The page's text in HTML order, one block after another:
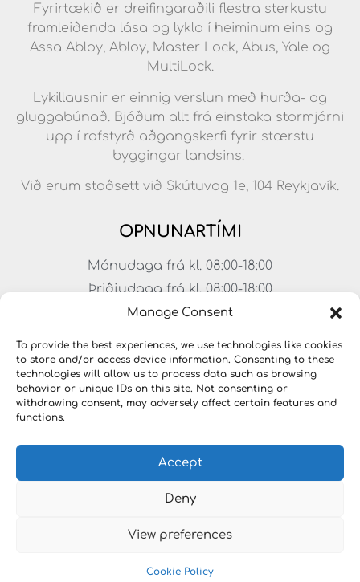
Manage Consent
To provide the best experiences, we use technologies like cookies
to store and/or access device information. Consenting to these
technologies will allow us to process data such as browsing
behavior or unique IDs on this site. Not consenting or
withdrawing consent, may adversely affect certain features and
functions.
Accept
Deny
View preferences
Cookie Policy
Fyrirtækið er dreifingaraðili flestra sterkustu
framleiðenda lása og lykla í heiminum eins og
Assa Abloy, Abloy, Master Lock, Abus, Yale og
MultiLock.
Lykillausnir er einnig verslun með hurða- og
gluggabúnað. Bjóðum allt frá einstaka stormjárni
upp í rafstyrð aðgangskerfi fyrir stærstu
byggingar landsins.
Við erum staðsett við Skútuvog 1e, 104 Reykjavík.
OPNUNARTÍMI
Mánudaga frá kl. 08:00-18:00
Þriðjudaga frá kl. 08:00-18:00
Miðvikudaga frá kl. 08:00-18:00
Föstudaga frá kl. 08:00-17:00
Laugardagar frá kl. 11:00-15:00